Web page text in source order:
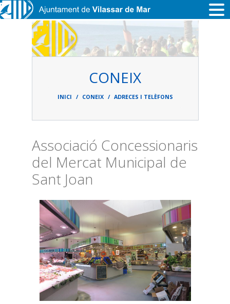
Vés al contingut
CONEIX
Fild'ariadna
INICI CONEIX ADRECES I TELÈFONS
Associació Concessionaris
del Mercat Municipal de
Sant Joan